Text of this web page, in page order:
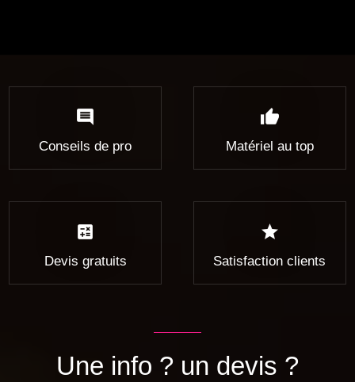
comment
Conseils de pro
thumb_up
Matériel au top
calculate
Devis gratuits
star
Satisfaction clients
Une info ? un devis ?